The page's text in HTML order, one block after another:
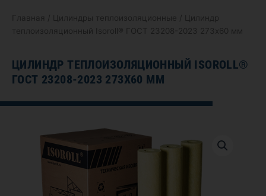
Главная Цилиндры теплоизоляционные / Цилиндр
теплоизоляционный Isoroll® ГОСТ 23208-2023 273х60 мм
ЦИЛИНДР ТЕПЛОИЗОЛЯЦИОННЫЙ ISOROLL®
ГОСТ 23208-2023 273Х60 ММ